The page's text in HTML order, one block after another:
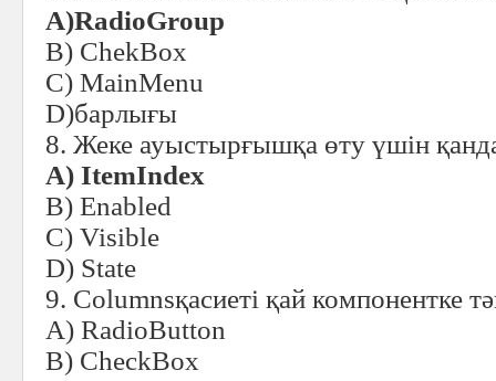
A)RadioGroup
B) ChekBox
C) MainMenu
D)барлығы
8. Жеке ауыстырғышқа өту үшін
A) ІtemІndex
B) Enabled
C) Visible
D) State
9. Columnsқасиеті қай компонентке
A) RadioButton
B) CheсkBox